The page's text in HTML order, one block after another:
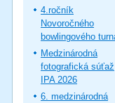
4.ročník
Novoročného
bowlingového
Medzinárodná
fotografická súťaž
IPA 2026
6. medzinárodná